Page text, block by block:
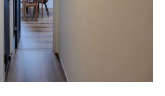
美容・ファッション
習い事
船橋で活躍するママ
赤ちゃん・育児